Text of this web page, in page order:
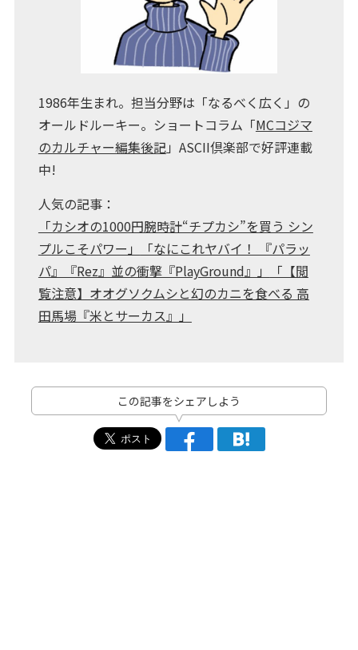
1986年生まれ。担当分野は「なるべく広く」の
オールドルーキー。ショートコラム「MCコジマ
のカルチャー編集後記」ASCII倶楽部で好評連載
中!
人気の記事：
「カシオの1000円腕時計“チプカシ”を買う シン
プルこそパワー」
「なにこれヤバイ！ 『パラッ
パ』『Rez』並の衝撃『PlayGround』」
「【閲
覧注意】オオグソクムシと幻のカニを食べる 高
田馬場『米とサーカス』」
この記事をシェアしよう